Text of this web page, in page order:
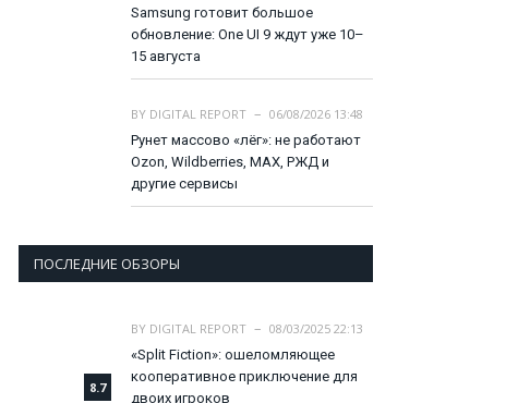
Samsung готовит большое
обновление: One UI 9 ждут уже 10–
15 августа
BY DIGITAL REPORT
06/08/2026 13:48
Рунет массово «лёг»: не работают
Ozon, Wildberries, MAX, РЖД и
другие сервисы
ПОСЛЕДНИЕ ОБЗОРЫ
8.7
BY DIGITAL REPORT
08/03/2025 22:13
«Split Fiction»: ошеломляющее
кооперативное приключение для
двоих игроков